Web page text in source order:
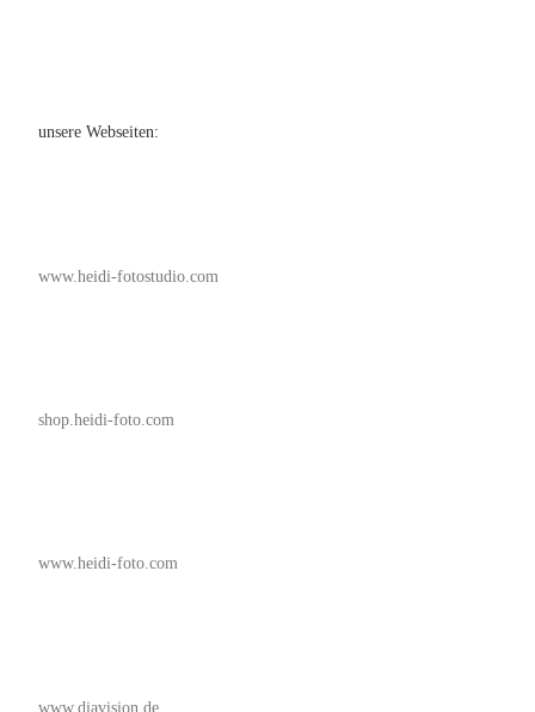
unsere Webseiten:
www.heidi-fotostudio.com
shop.heidi-foto.com
www.heidi-foto.com
www.diavision.de